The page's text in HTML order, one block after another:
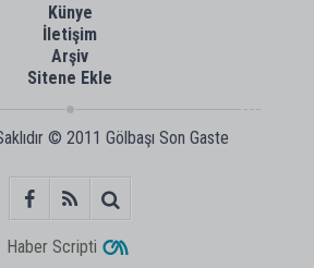
Künye
İletişim
Arşiv
Sitene Ekle
© 2011 Gölbaşı Son Gaste
Haber Scripti